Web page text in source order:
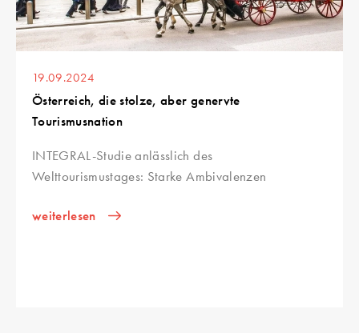
19.09.2024
Österreich, die stolze, aber genervte
Tourismusnation
INTEGRAL-Studie anlässlich des
Welttourismustages: Starke Ambivalenzen
weiterlesen